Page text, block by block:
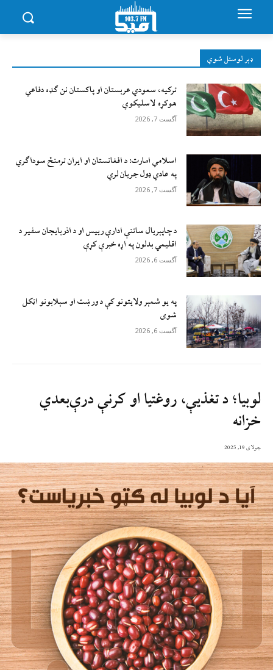
ډېر لوستل شوي
ترکیه، سعودي عربستان او پاکستان نن ګډه دفاعي
هوکړه لاسلیکوي
آگست 7, 2026
اسلامي امارت: د افغانستان او ایران ترمنځ سوداګري
په عادي ډول جریان لري
آگست 7, 2026
د چاپېریال ساتنې ادارې رییس او د اذربایجان سفیر د
اقلیمي بدلون په اړه خبرې کړې
آگست 6, 2026
په یو شمېر ولایتونو کې د ورښت او سېلابونو اټکل
شوی
آگست 6, 2026
لوبیا؛ د تغذیې، روغتیا او کرنې درې‌بعدي
خزانه
جولای 19, 2025